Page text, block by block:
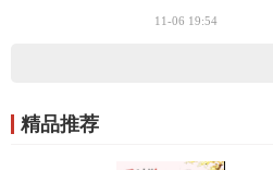
11-06 19:54
精品推荐